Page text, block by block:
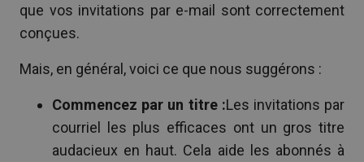
que vos invitations par e-mail sont correctement
conçues.
Mais, en général, voici ce que nous suggérons :
Commencez par un titre :Les invitations par
courriel les plus efficaces ont un gros titre
audacieux en haut. Cela aide les abonnés à